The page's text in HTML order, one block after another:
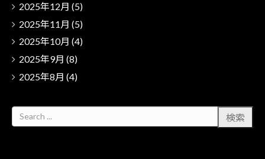
2025年12月 (5)
2025年11月 (5)
2025年10月 (4)
2025年9月 (8)
2025年8月 (4)